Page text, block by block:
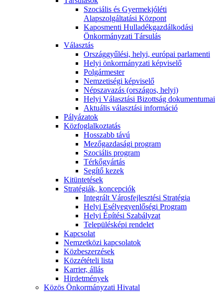
Szociális és Gyermekjóléti
Alapszolgáltatási Központ
Kaposmenti Hulladékgazdálkodási
Önkormányzati Társulás
Választás
Országgyűlési, helyi, európai parlamenti
Helyi önkormányzati képviselő
Polgármester
Nemzetiségi képviselő
Népszavazás (országos, helyi)
Helyi Választási Bizottság dokumentumai
Aktuális választási információ
Pályázatok
Közfoglalkoztatás
Hosszabb távú
Mezőgazdasági program
Szociális program
Térkőgyártás
Segítő kezek
Kitüntetések
Stratégiák, koncepciók
Integrált Városfejlesztési Stratégia
Helyi Esélyegyenlőségi Program
Helyi Építési Szabályzat
Településképi rendelet
Kapcsolat
Nemzetközi kapcsolatok
Közbeszerzések
Közzétételi lista
Karrier, állás
Hirdetmények
Közös Önkormányzati Hivatal